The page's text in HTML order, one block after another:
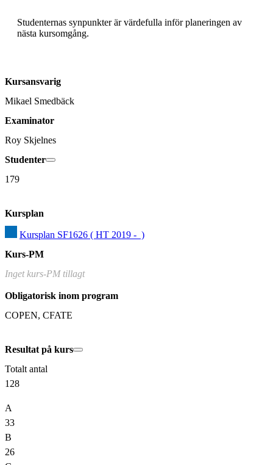
Studenternas synpunkter är värdefulla inför planeringen av
nästa kursomgång.
Kursansvarig
Mikael Smedbäck
Examinator
Roy Skjelnes
Studenter
179
Kursplan
Kursplan SF1626 ( HT 2019 -  )
Kurs-PM
Inget kurs-PM tillagt
Obligatorisk inom program
COPEN, CFATE
Resultat på kurs
Totalt antal
128
A
33
B
26